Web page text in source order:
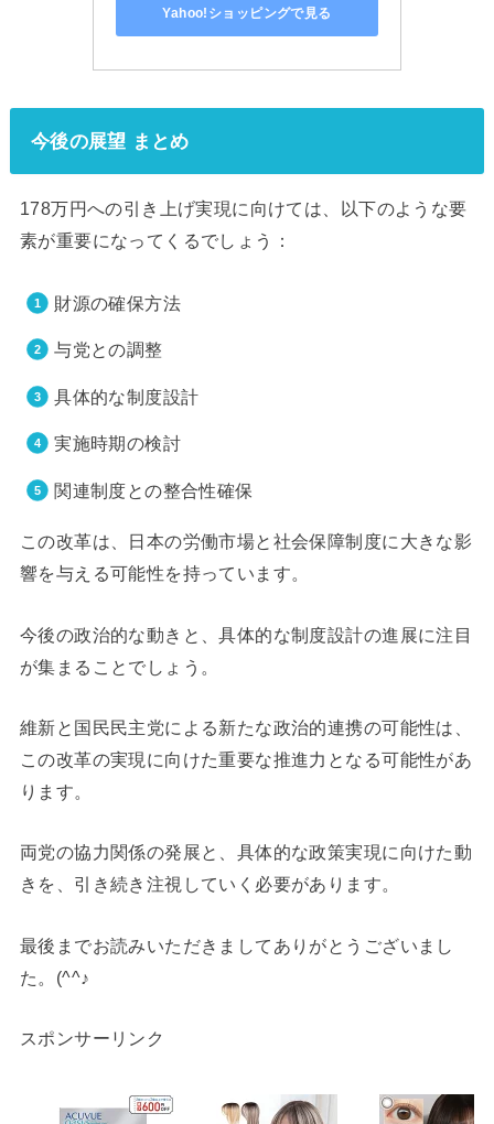
Yahoo!ショッピングで見る
今後の展望 まとめ
178万円への引き上げ実現に向けては、以下のような要
素が重要になってくるでしょう：
財源の確保方法
与党との調整
具体的な制度設計
実施時期の検討
関連制度との整合性確保
この改革は、日本の労働市場と社会保障制度に大きな影
響を与える可能性を持っています。
今後の政治的な動きと、具体的な制度設計の進展に注目
が集まることでしょう。
維新と国民民主党による新たな政治的連携の可能性は、
この改革の実現に向けた重要な推進力となる可能性があ
ります。
両党の協力関係の発展と、具体的な政策実現に向けた動
きを、引き続き注視していく必要があります。
最後までお読みいただきましてありがとうございまし
た。(^^♪
スポンサーリンク